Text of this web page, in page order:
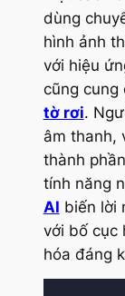
dùng
hình ảnh
với hiệu
cũng cung
tờ rơi.
âm thanh,
thành
tính năng
AI biến lời
với bố cục
hóa đáng